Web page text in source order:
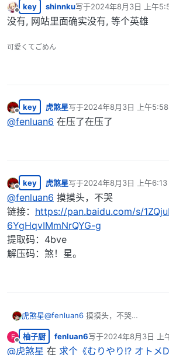
离线
key shinnku写于2024年8月3日 上午
最后由 编辑
没有, 网站里面确实没有, 等个英雄
可愛くてごめん
离线
key 虎煞星写于2024年8月3日 上午5:58
最后由 编辑
@fenluan6 在压了在压了
离线
key 虎煞星写于2024年8月3日 上午6:13
最后由 编辑
@fenluan6 摸摸头，不哭
链接： https://pan.baidu.com/s/
6YgHqvIMmNrQYG-g
提取码：4bve
解压码：煞！星。
虎煞星@fenluan6 摸摸头，不哭
6YgHqvIMmNrQYG-g
提取码：4bve
F
离线
柚子厨 fenluan6写于2024年8月3日 上
最后由 编辑
@虎煞星 在 求个《むりやり!? オトメ